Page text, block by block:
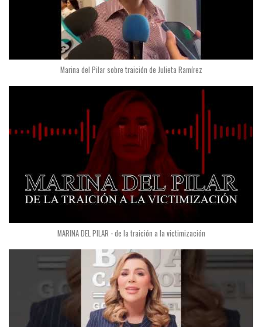
Marina del Pilar sobre traición de Julieta Ramírez
MARINA DEL PILAR - de la traición a la victimización